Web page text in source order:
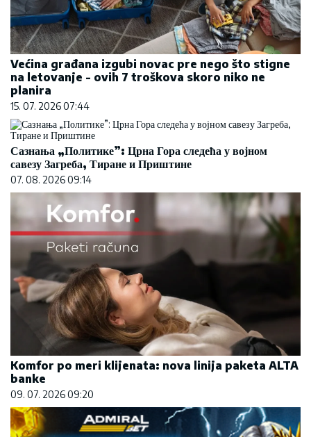
Većina građana izgubi novac pre nego što stigne
na letovanje - ovih 7 troškova skoro niko ne
planira
15. 07. 2026 07:44
Сазнања „Политике”: Црна Гора следећа у војном
савезу Загреба, Тиране и Приштине
07. 08. 2026 09:14
Komfor po meri klijenata: nova linija paketa ALTA
banke
09. 07. 2026 09:20